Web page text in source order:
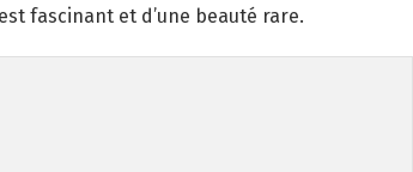
fascinant et d’une beauté rare.